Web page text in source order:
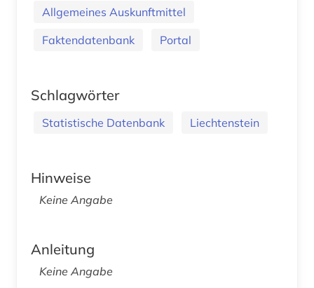
Allgemeines Auskunftmittel
Faktendatenbank
Portal
Schlagwörter
Statistische Datenbank Liechtenstein
Hinweise
Keine Angabe
Anleitung
Keine Angabe